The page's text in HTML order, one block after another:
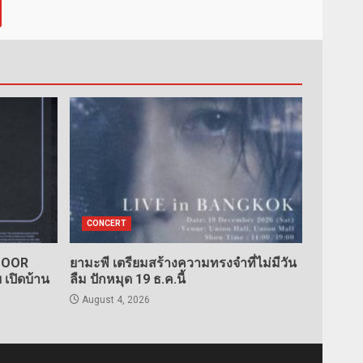
เปิดบ้าน
CONCERT
ยามะพี เตรียมสร้างความทรงจำที่ไม่มีวัน
ลืม ปักหมุด 19 ธ.ค.นี้
August 4, 2026